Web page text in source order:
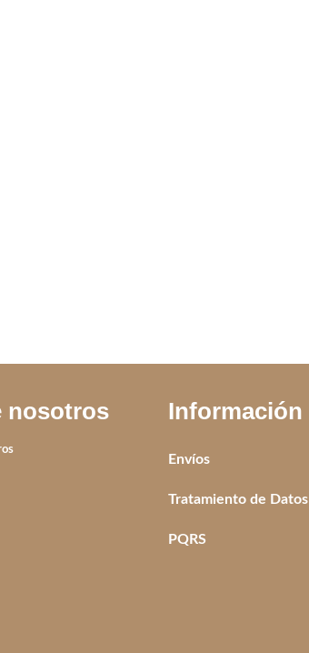
nosotros Información
Envíos
Tratamiento de Datos
PQRS